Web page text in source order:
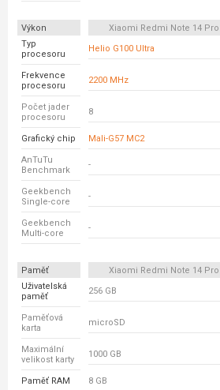
Výkon Xiaomi Redmi Note 14 Pro
Typ
procesoru
Helio G100 Ultra
Frekvence
procesoru
2200 MHz
Počet jader
procesoru
8
Grafický chip Mali-G57 MC2
AnTuTu
Benchmark
-
Geekbench
Single-core
-
Geekbench
Multi-core
-
Paměť Xiaomi Redmi Note 14 Pro
Uživatelská
paměť
256 GB
Paměťová
karta
microSD
Maximální
velikost karty
1000 GB
Paměť RAM 8 GB